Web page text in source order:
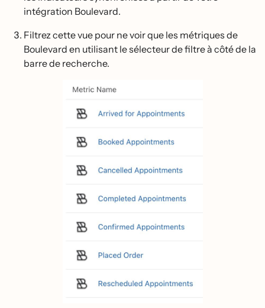
intégration Boulevard.
Filtrez cette vue pour ne voir que les métriques de
Boulevard en utilisant le sélecteur de filtre à côté de la
barre de recherche.